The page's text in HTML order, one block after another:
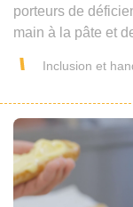
porteurs de
main à la pâte et
Inclusion et